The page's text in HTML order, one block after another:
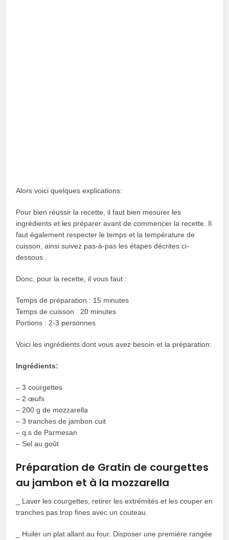
Alors voici quelques explications:
Pour bien réussir la recette, il faut bien mesurer les
ingrédients et les préparer avant de commencer la recette. Il
faut également respecter le temps et la température de
cuisson, ainsi suivez pas-à-pas les étapes décrites ci-
dessous .
Donc, pour la recette, il vous faut :
Temps de préparation : 15 minutes
Temps de cuisson : 20 minutes
Portions : 2-3 personnes
Voici les ingrédients dont vous avez besoin et la préparation:
Ingrédients:
– 3 courgettes
– 2 œufs
– 200 g de mozzarella
– 3 tranches de jambon cuit
– q.s de Parmesan
– Sel au goût
Préparation de Gratin de courgettes
au jambon et à la mozzarella
_ Laver les courgettes, retirer les extrémités et les couper en
tranches pas trop fines avec un couteau.
_ Huiler un plat allant au four. Disposer une première rangée